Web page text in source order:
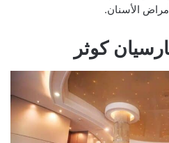
الأسنان.
كوثر